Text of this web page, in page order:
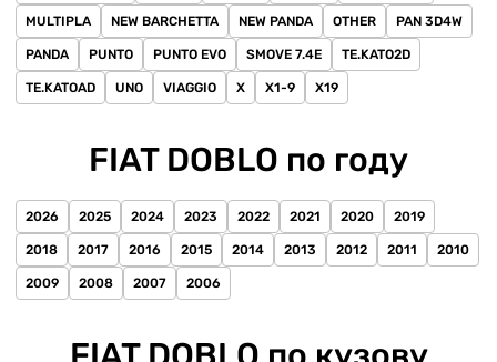
MULTIPLA NEW BARCHETTA NEW PANDA OTHER PAN 3D4W
PANDA PUNTO PUNTO EVO SMOVE 7.4E TE.KATO2D
TE.KATOAD UNO VIAGGIO X X1-9 X19
FIAT DOBLO по году
2026 2025 2024 2023 2022 2021 2020 2019
2018 2017 2016 2015 2014 2013 2012 2011 2010
2009 2008 2007 2006